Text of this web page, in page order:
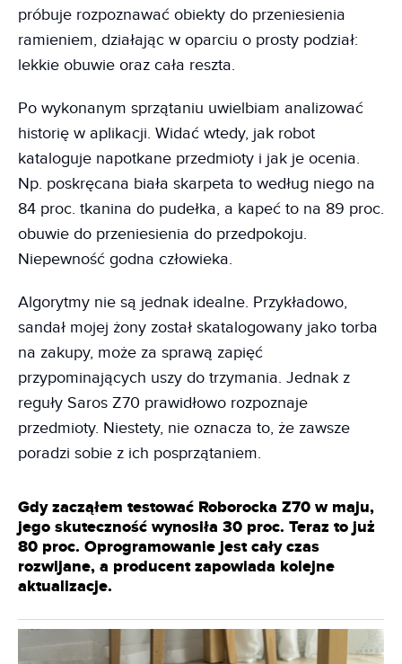
próbuje rozpoznawać obiekty do przeniesienia
ramieniem, działając w oparciu o prosty podział:
lekkie obuwie oraz cała reszta.
Po wykonanym sprzątaniu uwielbiam analizować
historię w aplikacji. Widać wtedy, jak robot
kataloguje napotkane przedmioty i jak je ocenia.
Np. poskręcana biała skarpeta to według niego na
84 proc. tkanina do pudełka, a kapeć to na 89 proc.
obuwie do przeniesienia do przedpokoju.
Niepewność godna człowieka.
Algorytmy nie są jednak idealne. Przykładowo,
sandał mojej żony został skatalogowany jako torba
na zakupy, może za sprawą zapięć
przypominających uszy do trzymania. Jednak z
reguły Saros Z70 prawidłowo rozpoznaje
przedmioty. Niestety, nie oznacza to, że zawsze
poradzi sobie z ich posprzątaniem.
Gdy zacząłem testować Roborocka Z70 w maju,
jego skuteczność wynosiła 30 proc. Teraz to już
80 proc. Oprogramowanie jest cały czas
rozwijane, a producent zapowiada kolejne
aktualizacje.